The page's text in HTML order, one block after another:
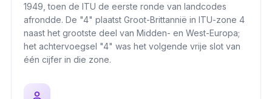
1949, toen de ITU de eerste ronde van landcodes
afrondde. De "4" plaatst Groot-Brittannië in ITU-zone 4
naast het grootste deel van Midden- en West-Europa;
het achtervoegsel "4" was het volgende vrije slot van
één cijfer in die zone.